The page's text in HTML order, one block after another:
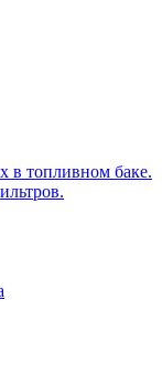
в топливном баке.